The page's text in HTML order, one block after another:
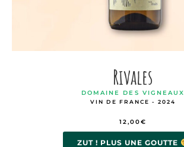
Rivales
DOMAINE DES VIGNEAUX
VIN DE FRANCE - 2024
12,00€
ZUT ! PLUS UNE GOUTTE